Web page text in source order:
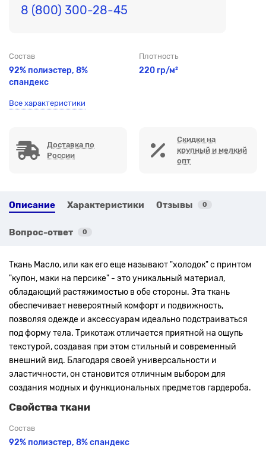
8 (800) 300-28-45
Состав
92% полиэстер, 8%
спандекс
Плотность
220 гр/м²
Все характеристики
Доставка по
России
Скидки на
крупный и мелкий
опт
Описание Характеристики Отзывы 0
Вопрос-ответ 0
Ткань Масло, или как его еще называют "холодок" с принтом
"купон, маки на персике" - это уникальный материал,
обладающий растяжимостью в обе стороны. Эта ткань
обеспечивает невероятный комфорт и подвижность,
позволяя одежде и аксессуарам идеально подстраиваться
под форму тела. Трикотаж отличается приятной на ощупь
текстурой, создавая при этом стильный и современный
внешний вид. Благодаря своей универсальности и
эластичности, он становится отличным выбором для
создания модных и функциональных предметов гардероба.
Свойства ткани
Состав
92% полиэстер, 8% спандекс